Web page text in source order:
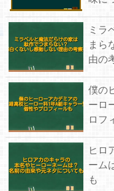
ミラ
まら
由の
僕の
ーロ
ロフ
ヒロ
ーム
も